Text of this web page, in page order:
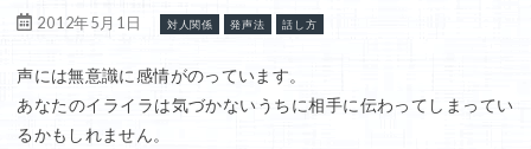
2012年5月1日 対人関係 発声法 話し方
声には無意識に感情がのっています。
あなたのイライラは気づかないうちに相手に伝わってしまってい
るかもしれません。